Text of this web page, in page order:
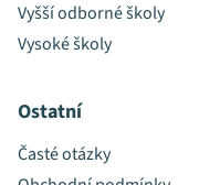
Vyšší odborné školy
Vysoké školy
Ostatní
Časté otázky